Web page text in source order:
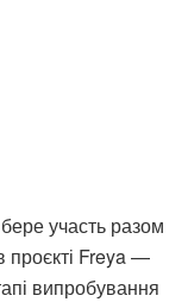
участь разом
проєкті Freya —
випробування